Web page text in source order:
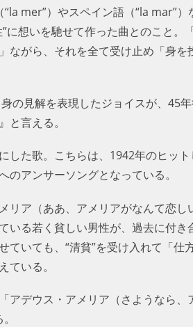
mer”）やスペイン語（“la mar”）
いを馳せて作った曲とのこと。「
ら、それを全て受け止め「身を投
の見解を表現したジョイスが、45
言える。
した歌。こちらは、1942年のヒッ
アンサーソングとなっている。
ア（ああ、アメリアがなんて恋し
いる若く貧しい男性が、過去に付き
いても、“清貧”を受け入れて「仕
いる。
デウス・アメリア（さようなら、